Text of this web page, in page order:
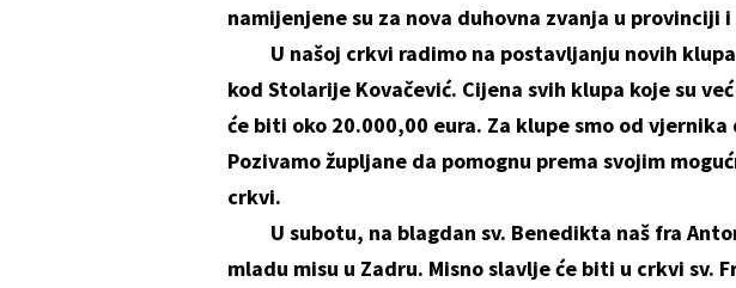
namijenjene su za nova duhovna zvanja u provinciji
U našoj crkvi radimo na postavljanju novih
kod Stolarije Kovačević. Cijena svih klupa koje su
će biti oko 20.000,00 eura. Za klupe smo od
Pozivamo župljane da pomognu prema svojim
crkvi.
U subotu, na blagdan sv. Benedikta naš fra
mladu misu u Zadru. Misno slavlje će biti u crkvi sv.